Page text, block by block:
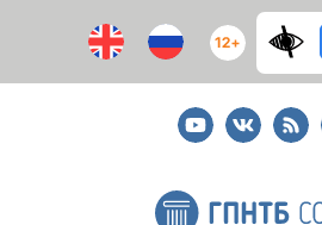
12+
YoutubeВКонтакте
RSS